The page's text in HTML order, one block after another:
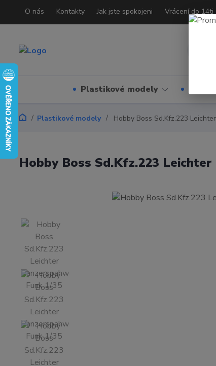
O nás Kontakty Jak jste spokojeni Vrácení do 14ti
Plastikové modely
Plastikové modely Hobby Boss Sd.Kfz.223
Hobby Boss Sd.Kfz.223